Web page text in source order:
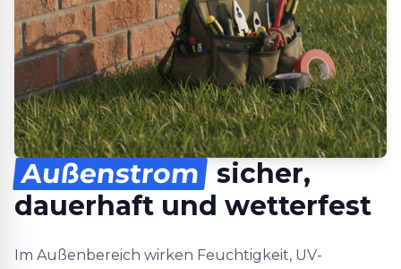
Außenstrom sicher,
dauerhaft und wetterfest
Im Außenbereich wirken Feuchtigkeit, UV-